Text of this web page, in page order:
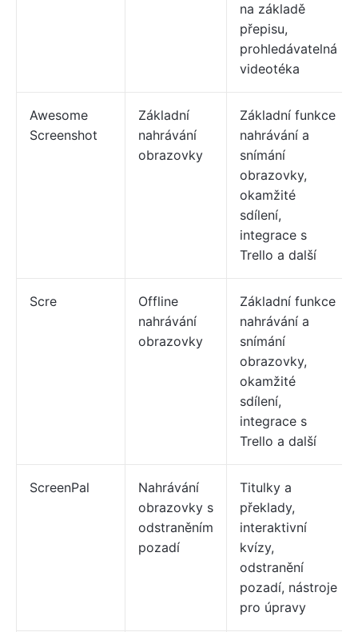
na základě
přepisu,
prohledávatelná
videotéka
Awesome
Screenshot
Základní
nahrávání
obrazovky
Základní funkce
nahrávání a
snímání
obrazovky,
okamžité
sdílení,
integrace s
Trello a další
Scre
Offline
nahrávání
obrazovky
Základní funkce
nahrávání a
snímání
obrazovky,
okamžité
sdílení,
integrace s
Trello a další
ScreenPal
Nahrávání
obrazovky s
odstraněním
pozadí
Titulky a
překlady,
interaktivní
kvízy,
odstranění
pozadí, nástroje
pro úpravy